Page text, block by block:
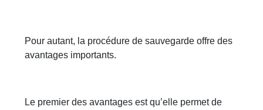
Pour autant, la procédure de sauvegarde offre des
avantages importants.
Le premier des avantages est qu’elle permet de